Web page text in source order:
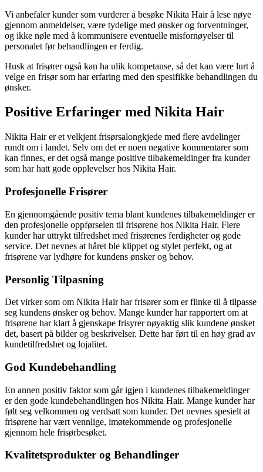
Vi anbefaler kunder som vurderer å besøke Nikita Hair å lese nøye
gjennom anmeldelser, være tydelige med ønsker og forventninger,
og ikke nøle med å kommunisere eventuelle misfornøyelser til
personalet før behandlingen er ferdig.
Husk at frisører også kan ha ulik kompetanse, så det kan være lurt å
velge en frisør som har erfaring med den spesifikke behandlingen du
ønsker.
Positive Erfaringer med Nikita Hair
Nikita Hair er et velkjent frisørsalongkjede med flere avdelinger
rundt om i landet. Selv om det er noen negative kommentarer som
kan finnes, er det også mange positive tilbakemeldinger fra kunder
som har hatt gode opplevelser hos Nikita Hair.
Profesjonelle Frisører
En gjennomgående positiv tema blant kundenes tilbakemeldinger er
den profesjonelle oppførselen til frisørene hos Nikita Hair. Flere
kunder har uttrykt tilfredshet med frisørenes ferdigheter og gode
service. Det nevnes at håret ble klippet og stylet perfekt, og at
frisørene var lydhøre for kundens ønsker og behov.
Personlig Tilpasning
Det virker som om Nikita Hair har frisører som er flinke til å tilpasse
seg kundens ønsker og behov. Mange kunder har rapportert om at
frisørene har klart å gjenskape frisyrer nøyaktig slik kundene ønsket
det, basert på bilder og beskrivelser. Dette har ført til en høy grad av
kundetilfredshet og lojalitet.
God Kundebehandling
En annen positiv faktor som går igjen i kundenes tilbakemeldinger
er den gode kundebehandlingen hos Nikita Hair. Mange kunder har
følt seg velkommen og verdsatt som kunder. Det nevnes spesielt at
frisørene har vært vennlige, imøtekommende og profesjonelle
gjennom hele frisørbesøket.
Kvalitetsprodukter og Behandlinger